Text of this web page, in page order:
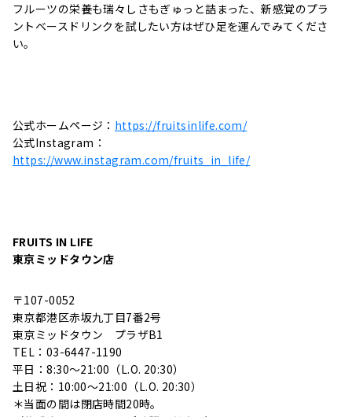
フルーツの栄養も瑞々しさもぎゅっと詰まった、新感覚のプラ
ントベースドリンクを試したい方はぜひ足を運んでみてくださ
い。
公式ホームページ： https://fruitsinlife.com/
公式Instagram：
https://www.instagram.com/fruits_in_life/
FRUITS IN LIFE
東京ミッドタウン店
〒107-0052
東京都港区赤坂九丁目7番2号
東京ミッドタウン プラザB1
TEL：03-6447-1190
平日：8:30～21:00（L.O. 20:30）
土日祝：10:00～21:00（L.O. 20:30）
＊当面の間は閉店時間20時。